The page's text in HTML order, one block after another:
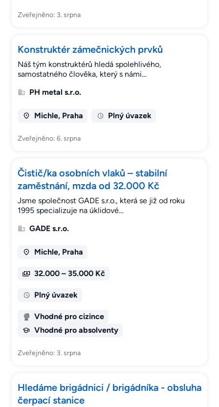
Zveřejněno: 3. srpna
Konstruktér zámečnických prvků
Náš tým konstruktérů hledá spolehlivého,
samostatného člověka, který s námi…
PH metal s.r.o.
Michle, Praha Plný úvazek
Zveřejněno: 6. srpna
Čistič/ka osobních vlaků – stabilní
zaměstnání, mzda od 32.000 Kč
Jsme společnost GADE s.r.o., která se již od roku
1995 specializuje na úklidové…
GADE s.r.o.
Michle, Praha
32.000 – 35.000 Kč
Plný úvazek
Vhodné pro cizince
Vhodné pro absolventy
Zveřejněno: 3. srpna
Hledáme brigádnici / brigádníka - obsluha
čerpací stanice